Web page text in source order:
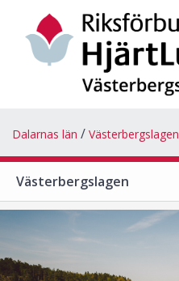
Dalarnas län Västerbergslagen
Västerbergslagen